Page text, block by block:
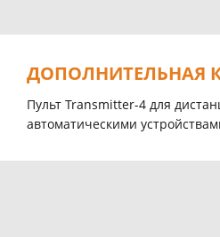
ДОПОЛНИТЕЛЬНАЯ
Пульт Transmitter-4 для
автоматическими